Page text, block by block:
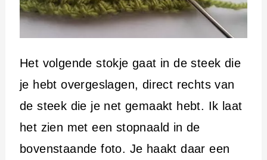
Het volgende stokje gaat in de steek die
je hebt overgeslagen, direct rechts van
de steek die je net gemaakt hebt. Ik laat
het zien met een stopnaald in de
bovenstaande foto. Je haakt daar een